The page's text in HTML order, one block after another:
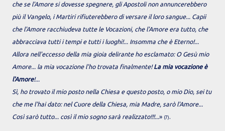
che se l'Amore si dovesse spegnere, gli Apostoli non annuncerebbero
più il Vangelo, i Martiri rifiuterebbero di versare il loro sangue... Capii
che l'Amore racchiudeva tutte le Vocazioni, che l'Amore era tutto, che
abbracciava tutti i tempi e tutti i luoghi!... Insomma che è Eterno!...
Allora nell'eccesso della mia gioia delirante ho esclamato: O Gesù mio
Amore... la mia vocazione l'ho trovata finalmente!La mia vocazione è
l'Amore!...
Sì, ho trovato il mio posto nella Chiesa e questo posto, o mio Dio, sei tu
che me l'hai dato: nel Cuore della Chiesa, mia Madre, sarò l'Amore...
Così sarò tutto... così il mio sogno sarà realizzato!!!...» (7) .